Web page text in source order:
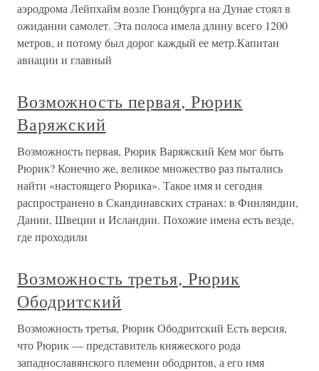
аэродрома Лейпхайм возле Гюнцбурга на Дунае стоял в
ожидании самолет. Эта полоса имела длину всего 1200
метров, и потому был дорог каждый ее метр.Капитан
авиации и главный
Возможность первая, Рюрик
Варяжский
Возможность первая, Рюрик Варяжский Кем мог быть
Рюрик? Конечно же, великое множество раз пытались
найти «настоящего Рюрика». Такое имя и сегодня
распространено в Скандинавских странах: в Финляндии,
Дании, Швеции и Исландии. Похожие имена есть везде,
где проходили
Возможность третья, Рюрик
Ободритский
Возможность третья, Рюрик Ободритский Есть версия,
что Рюрик — представитель княжеского рода
западнославянского племени ободритов, а его имя